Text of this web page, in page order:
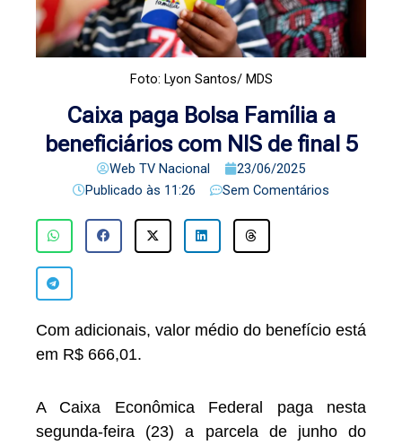
Foto: Lyon Santos/ MDS
Caixa paga Bolsa Família a
beneficiários com NIS de final 5
Web TV Nacional
23/06/2025
Publicado às 11:26 Sem Comentários
Com adicionais, valor médio do benefício está
em R$ 666,01.
A Caixa Econômica Federal paga nesta
segunda-feira (23) a parcela de junho do